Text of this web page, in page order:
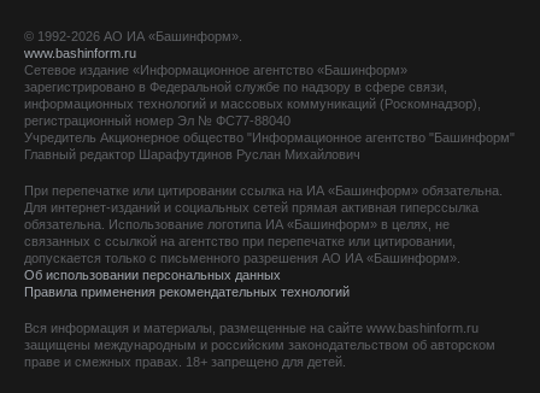
© 1992-2026 АО ИА «Башинформ».
www.bashinform.ru
Сетевое издание «Информационное агентство «Башинформ»
зарегистрировано в Федеральной службе по надзору в сфере связи,
информационных технологий и массовых коммуникаций (Роскомнадзор),
регистрационный номер Эл № ФС77-88040
Учредитель Акционерное общество "Информационное агентство "Башинформ"
Главный редактор Шарафутдинов Руслан Михайлович
При перепечатке или цитировании ссылка на ИА «Башинформ» обязательна.
Для интернет-изданий и социальных сетей прямая активная гиперссылка
обязательна. Использование логотипа ИА «Башинформ» в целях, не
связанных с ссылкой на агентство при перепечатке или цитировании,
допускается только с письменного разрешения АО ИА «Башинформ».
Об использовании персональных данных
Правила применения рекомендательных технологий
Вся информация и материалы, размещенные на сайте www.bashinform.ru
защищены международным и российским законодательством об авторском
праве и смежных правах. 18+ запрещено для детей.